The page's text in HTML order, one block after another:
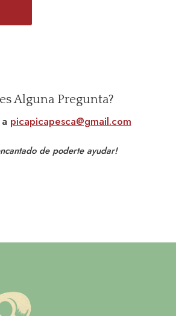
Alguna Pregunta?
picapicapesca@gmail.com
de poderte ayudar!